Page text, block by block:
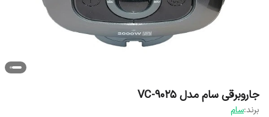
جاروبرقی سام مدل VC-9025
برند:سام